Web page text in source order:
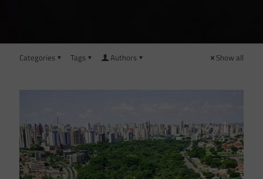
Categories Tags Authors Show all